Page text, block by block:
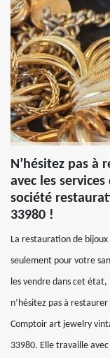
N’hésitez pas à
avec les
société
33980 !
La restauration de
seulement pour votre
les vendre dans cet état,
n’hésitez pas à
Comptoir art jewelry
33980. Elle travaille